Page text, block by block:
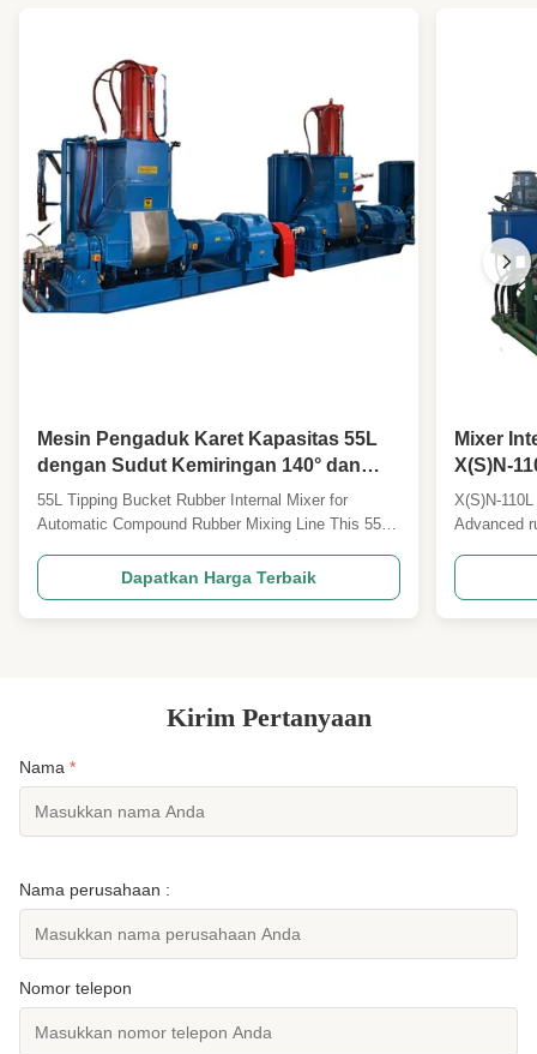
PLC Control: Mitsubishi/Siemens
High Light: Mesin vulkanisasi busa EVA
mesin vulkanisasi eva foam Mat
Eva foam Mesin vulkanisasi produksi
Mesin Pengaduk Karet Kapasitas 55L
dengan Sudut Kemiringan 140° dan
Pendingin Air untuk Pencampuran
Karet Otomatis
55L Tipping Bucket Rubber Internal Mixer for
Automatic Compound Rubber Mixing Line This 55L
efficient compound rubber mixing in automated
production lines, offering precise control and reliable
performance for industrial rubber processing ...
Dapatkan Harga Terbaik
Mixer
X(S)N-
Tingkat
X(S)N-
Advanced
Asked
volume
Kirim Pertanyaan
Nama *
Nama perusahaan :
Nomor telepon